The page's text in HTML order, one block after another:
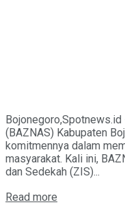
(BAZNAS) Kabupaten
komitmennya dalam
masyarakat. Kali ini,
dan Sedekah (ZIS)...
Read more